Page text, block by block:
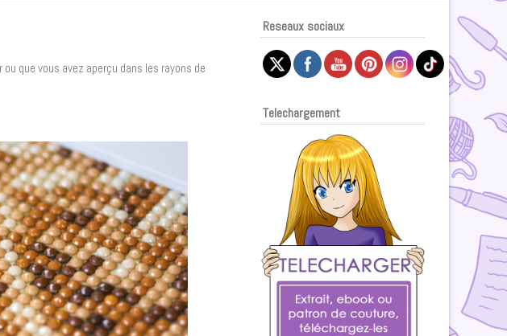
que vous avez aperçu dans les rayons de
Reseaux sociaux
Telechargement